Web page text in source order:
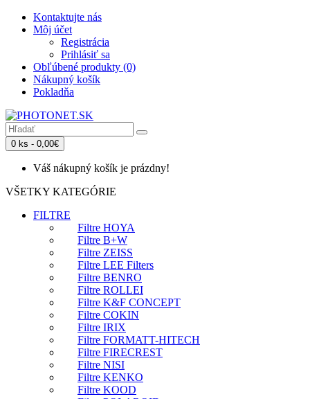
Kontaktujte nás
Môj účet
Registrácia
Prihlásiť sa
Obľúbené produkty (0)
Nákupný košík
Pokladňa
0 ks - 0,00€
Váš nákupný košík je prázdny!
VŠETKY KATEGÓRIE
FILTRE
Filtre HOYA
Filtre B+W
Filtre ZEISS
Filtre LEE Filters
Filtre BENRO
Filtre ROLLEI
Filtre K&F CONCEPT
Filtre COKIN
Filtre IRIX
Filtre FORMATT-HITECH
Filtre FIRECREST
Filtre NISI
Filtre KENKO
Filtre KOOD